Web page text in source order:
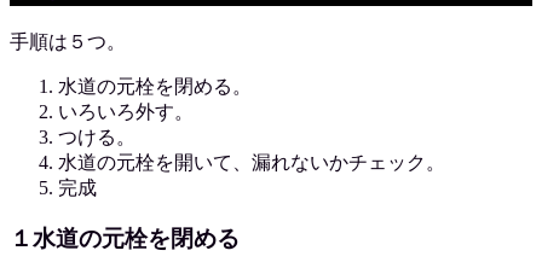
手順は５つ。
水道の元栓を閉める。
いろいろ外す。
つける。
水道の元栓を開いて、漏れないかチェック。
完成
１水道の元栓を閉める